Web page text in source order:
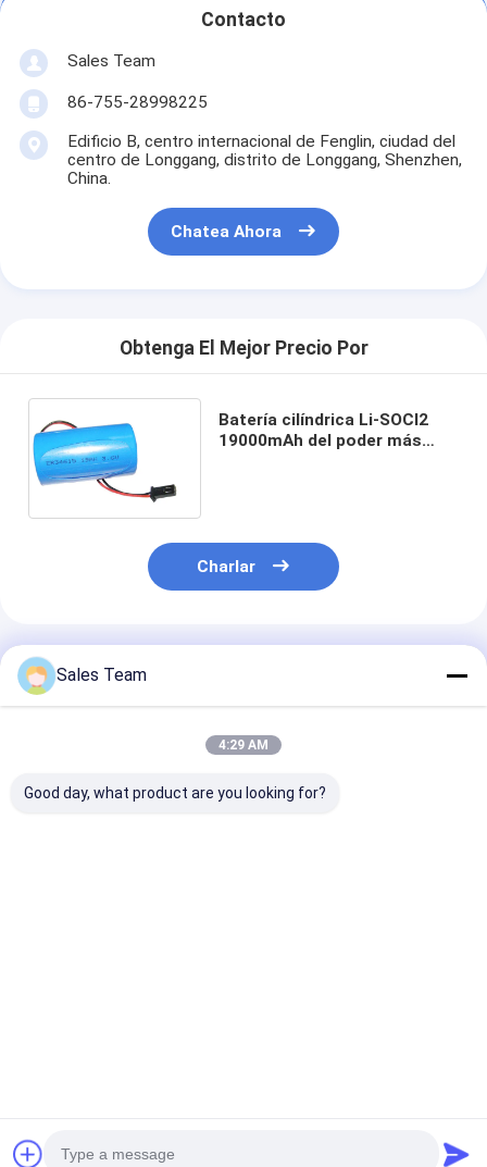
Contacto
Sales Team
86-755-28998225
Edificio B, centro internacional de Fenglin, ciudad del
centro de Longgang, distrito de Longgang, Shenzhen,
China.
Chatea Ahora
Obtenga El Mejor Precio Por
Batería cilíndrica Li-SOCl2
19000mAh del poder más
Charlar
Productos Recomendados
Sales Team
4:29 AM
Good day, what product are you looking for?